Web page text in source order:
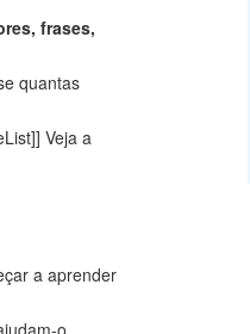
frases,
quantas
Veja a
a aprender
o